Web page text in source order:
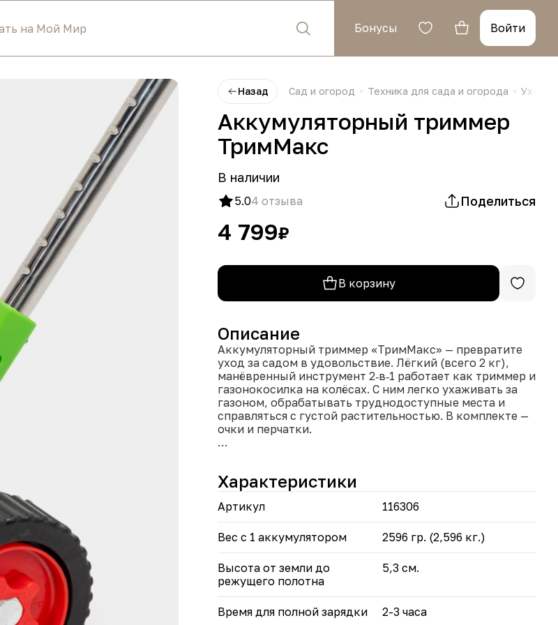
Бонусы Войти
Назад Сад и огород Техника для сада и огорода Уход
Аккумуляторный триммер
ТримМакс
В наличии
5.04 отзыва Поделиться
4 799₽
В корзину
Описание
Аккумуляторный триммер «ТримМакс» — превратите
уход за садом в удовольствие. Лёгкий (всего 2 кг),
манёвренный инструмент 2‑в‑1 работает как триммер и
газонокосилка на колёсах. С ним легко ухаживать за
газоном, обрабатывать труднодоступные места и
справляться с густой растительностью. В комплекте —
очки и перчатки.
• Съёмный Li‑Ion аккумулятор 21 В (6000 мА·ч) —
автономность без проводов и бензина.
• Телескопическая штанга (95–135 см) регулируется под
• Поворотная режущая головка с углом наклона до 90°
• Манёвренные колёса облегчают перемещение между
клумбами и кустами.
• Эргономичная D‑образная ручка и оптимальный
• Защитный экран и металлический ограничитель
Характеристики
Артикул 116306
Вес с 1 аккумулятором 2596 гр. (2,596 кг.)
Высота от земли до
режущего полотна
5,3 см.
Время для полной зарядки 2-3 часа